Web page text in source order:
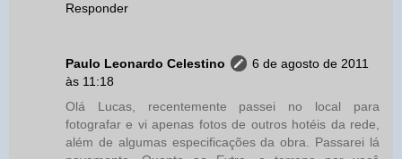
Responder
Paulo Leonardo Celestino
6 de agosto de 2011
às 11:18
Olá Lucas, recentemente passei no local para
fotografar e vi apenas fotos de outros hotéis da rede,
além de algumas especificações da obra. Passarei lá